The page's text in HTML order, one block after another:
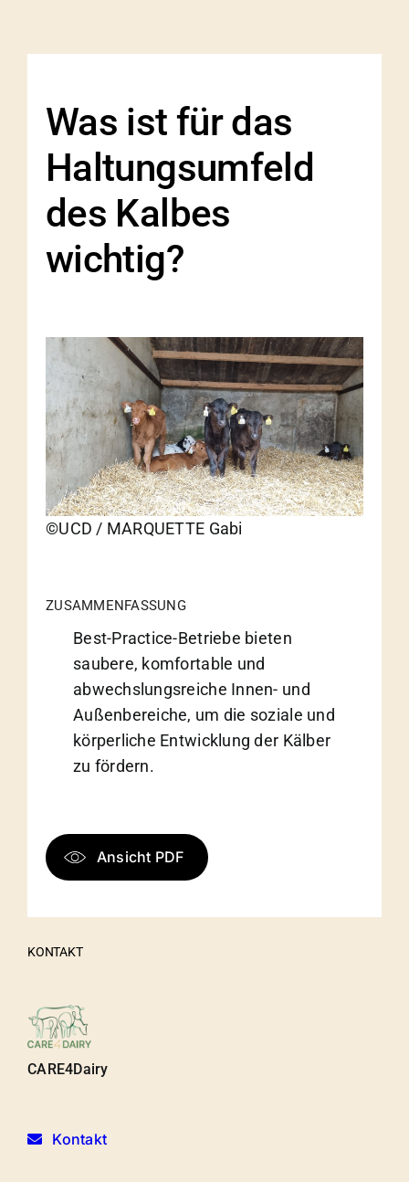
Was ist für das
Haltungsumfeld
des Kalbes
wichtig?
©UCD / MARQUETTE Gabi
ZUSAMMENFASSUNG
Best-Practice-Betriebe bieten
saubere, komfortable und
abwechslungsreiche Innen- und
Außenbereiche, um die soziale und
körperliche Entwicklung der Kälber
zu fördern.
Ansicht PDF
KONTAKT
CARE4Dairy
Kontakt